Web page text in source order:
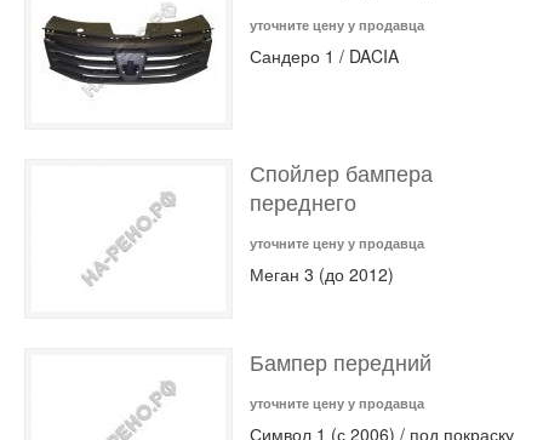
уточните цену у продавца
Сандеро 1 / DACIA
Спойлер бампера
переднего
уточните цену у продавца
Меган 3 (до 2012)
Бампер передний
уточните цену у продавца
Символ 1 (с 2006) / под покраску